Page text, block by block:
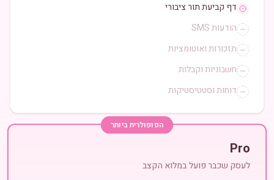
דף קביעת תור ציבורי
הודעות SMS
תזכורות ואוטומציות
חשבוניות וקבלות
דוחות וסטטיסטיקות
הפופולרית ביותר
Pro
לעסק שכבר פועל במלוא הקצב